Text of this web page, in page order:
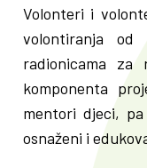
Volonteri i
volontiranja
radionicama
komponenta
mentori djeci,
osnaženi i